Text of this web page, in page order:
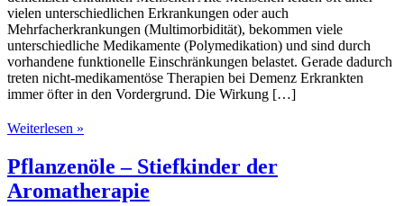
vielen unterschiedlichen Erkrankungen oder auch
Mehrfacherkrankungen (Multimorbidität), bekommen viele
unterschiedliche Medikamente (Polymedikation) und sind durch
vorhandene funktionelle Einschränkungen belastet. Gerade dadurch
treten nicht-medikamentöse Therapien bei Demenz Erkrankten
immer öfter in den Vordergrund. Die Wirkung […]
Aromatherapie
Demenz
Weiterlesen »
Pflanzenöle – Stiefkinder der
Aromatherapie